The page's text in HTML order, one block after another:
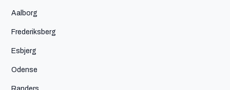
Aalborg
Frederiksberg
Esbjerg
Odense